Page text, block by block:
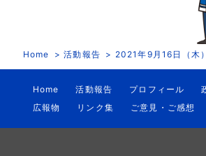
Home 活動報告 2021年9月16日（木
Home 活動報告 プロフィール
広報物
リンク集 ご意見・ご感想